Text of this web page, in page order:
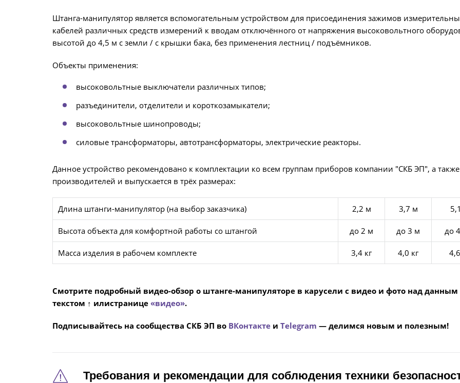
Штанга-манипулятор является вспомогательным устройством для присоединения зажимов
кабелей различных средств измерений к вводам отключённого от напряжения высоковольтного
высотой до 4,5 м с земли / с крышки бака, без применения лестниц / подъёмников.
Объекты применения:
высоковольтные выключатели различных типов;
разъединители, отделители и короткозамыкатели;
высоковольтные шинопроводы;
силовые трансформаторы, автотрансформаторы, электрические реакторы.
Данное устройство рекомендовано к комплектации ко всем группам приборов компании "СКБ ЭП", а
производителей и выпускается в трёх размерах:
Длина штанги-манипулятор (на выбор заказчика) 2,2 м 3,7 м
Высота объекта для комфортной работы со штангой до 2 м до 3 м до
Масса изделия в рабочем комплекте 3,4 кг 4,0 кг
Смотрите подробный видео-обзор о штанге-манипуляторе в карусели с видео и фото над данным
текстом ↑ илистранице «видео».
Подписывайтесь на сообщества СКБ ЭП во ВКонтакте и Telegram — делимся новым и полезным!
Требования и рекомендации для соблюдения техники